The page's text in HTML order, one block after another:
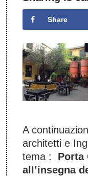
Share
A
architetti e
tema : Porta
all’insegna